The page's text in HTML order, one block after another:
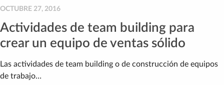
OCTUBRE 27, 2016
Actividades de team building para
crear un equipo de ventas sólido
Las actividades de team building o de construcción de equipos
de trabajo…